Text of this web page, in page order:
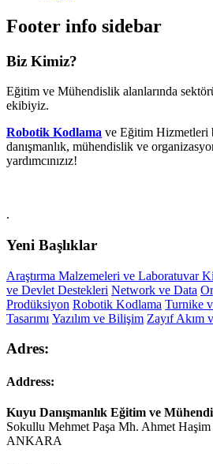
Footer info sidebar
Biz Kimiz?
Eğitim ve Mühendislik alanlarında
ekibiyiz.
Robotik Kodlama ve Eğitim Hizmetleri
danışmanlık, mühendislik ve
yardımcınızız!
.
Yeni Başlıklar
Araştırma Malzemeleri ve Laboratuvar
ve Devlet Destekleri Network ve Data
Prodüksiyon Robotik Kodlama Turnike
Tasarımı Yazılım ve Bilişim Zayıf Akım
Adres:
Address:
Kuyu Danışmanlık Eğitim ve
Sokullu Mehmet Paşa Mh. Ahmet
ANKARA